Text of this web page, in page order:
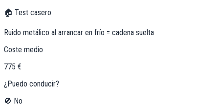
🏠 Test casero
Ruido metálico al arrancar en frío = cadena suelta
Coste medio
775 €
¿Puedo conducir?
🚫 No